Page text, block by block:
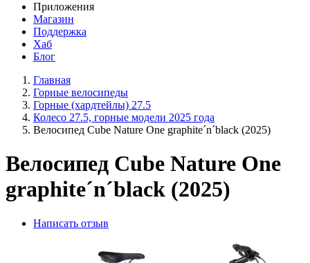
Приложения
Магазин
Поддержка
Хаб
Блог
Главная
Горные велосипеды
Горные (хардтейлы) 27.5
Колесо 27.5, горные модели 2025 года
Велосипед Cube Nature One graphite´n´black (2025)
Велосипед Cube Nature One
graphite´n´black (2025)
Написать отзыв